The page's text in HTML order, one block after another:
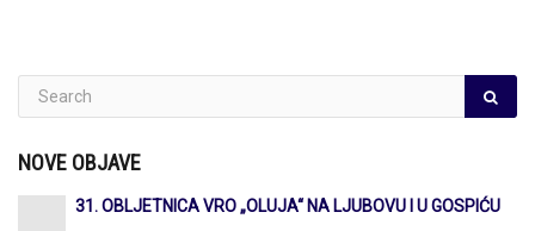
NOVE OBJAVE
31. OBLJETNICA VRO „OLUJA“ NA LJUBOVU I U GOSPIĆU